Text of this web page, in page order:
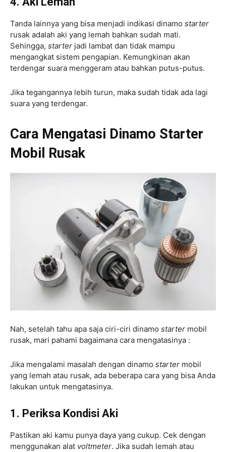
Tanda lainnya yang bisa menjadi indikasi dinamo starter
rusak adalah aki yang lemah bahkan sudah mati.
Sehingga, starter jadi lambat dan tidak mampu
mengangkat sistem pengapian. Kemungkinan akan
terdengar suara menggeram atau bahkan putus-putus.
Jika tegangannya lebih turun, maka sudah tidak ada lagi
suara yang terdengar.
Cara Mengatasi Dinamo Starter
Mobil Rusak
Nah, setelah tahu apa saja ciri-ciri dinamo starter mobil
rusak, mari pahami bagaimana cara mengatasinya :
Jika mengalami masalah dengan dinamo starter mobil
yang lemah atau rusak, ada beberapa cara yang bisa Anda
lakukan untuk mengatasinya.
1. Periksa Kondisi Aki
Pastikan aki kamu punya daya yang cukup. Cek dengan
menggunakan alat voltmeter. Jika sudah lemah atau